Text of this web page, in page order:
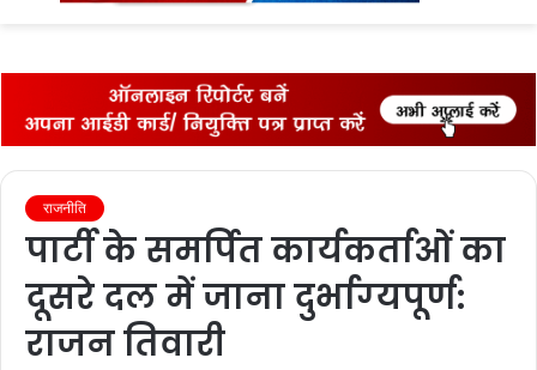
राजनीति
पार्टी के समर्पित कार्यकर्ताओं का
दूसरे दल में जाना दुर्भाग्‍यपूर्ण:
राजन तिवारी